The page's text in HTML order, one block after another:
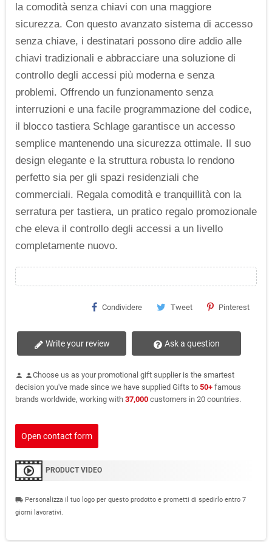
la comodità senza chiavi con una maggiore
sicurezza. Con questo avanzato sistema di accesso
senza chiave, i destinatari possono dire addio alle
chiavi tradizionali e abbracciare una soluzione di
controllo degli accessi più moderna e senza
problemi. Offrendo un funzionamento senza
interruzioni e una facile programmazione del codice,
il blocco tastiera Schlage garantisce un accesso
semplice mantenendo una sicurezza ottimale. Il suo
design elegante e la struttura robusta lo rendono
perfetto sia per gli spazi residenziali che
commerciali. Regala comodità e tranquillità con la
serratura per tastiera, un pratico regalo promozionale
che eleva il controllo degli accessi a un livello
completamente nuovo.
Condividere Tweet Pinterest
Write your review Ask a question
person personChoose us as your promotional gift supplier is the smartest
decision you've made since we have supplied Gifts to 50+ famous
brands worldwide, working with 37,000 customers in 20 countries.
Open contact form
PRODUCT VIDEO
local_shipping Personalizza il tuo logo per questo prodotto e prometti di spedirlo entro 7
giorni lavorativi.